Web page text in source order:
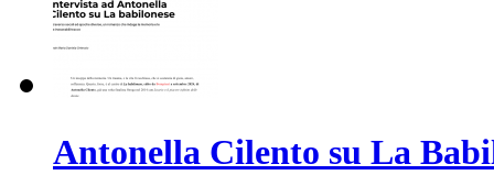
Antonella Cilento su La